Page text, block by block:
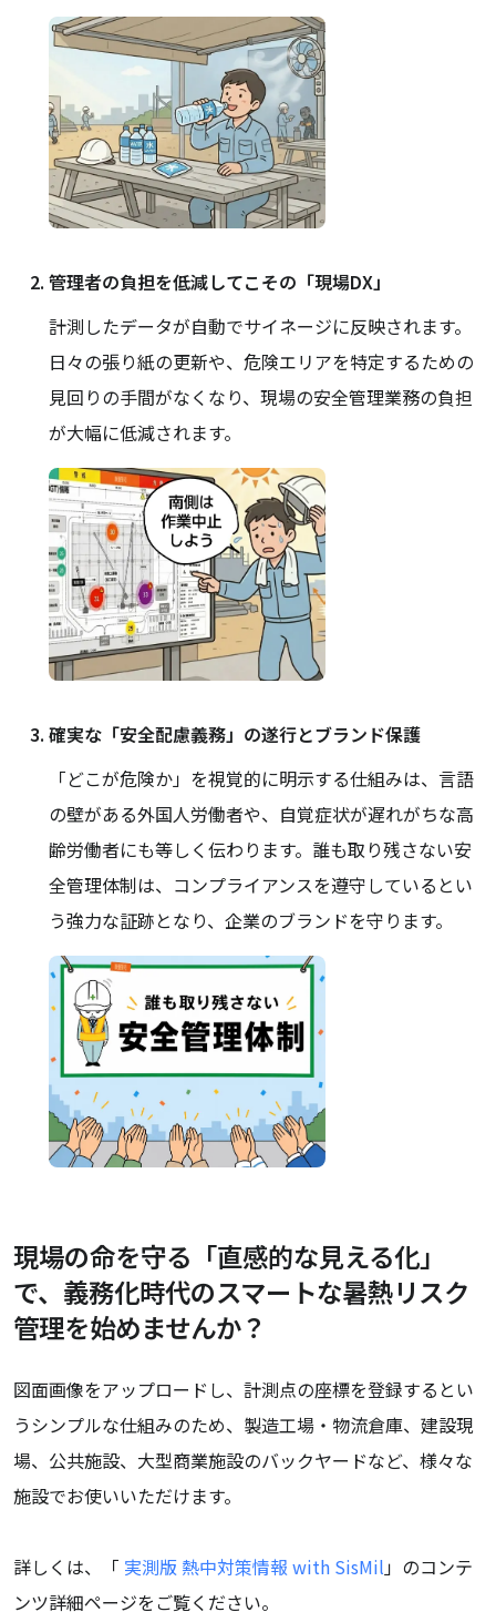
管理者の負担を低減してこその「現場DX」
計測したデータが自動でサイネージに反映されます。
日々の張り紙の更新や、危険エリアを特定するための
見回りの手間がなくなり、現場の安全管理業務の負担
が大幅に低減されます。
確実な「安全配慮義務」の遂行とブランド保護
「どこが危険か」を視覚的に明示する仕組みは、言語
の壁がある外国人労働者や、自覚症状が遅れがちな高
齢労働者にも等しく伝わります。誰も取り残さない安
全管理体制は、コンプライアンスを遵守しているとい
う強力な証跡となり、企業のブランドを守ります。
現場の命を守る「直感的な見える化」
で、義務化時代のスマートな暑熱リスク
管理を始めませんか？
図面画像をアップロードし、計測点の座標を登録するとい
うシンプルな仕組みのため、製造工場・物流倉庫、建設現
場、公共施設、大型商業施設のバックヤードなど、様々な
施設でお使いいただけます。
詳しくは、「 実測版 熱中対策情報 with SisMil」のコンテ
ンツ詳細ページをご覧ください。